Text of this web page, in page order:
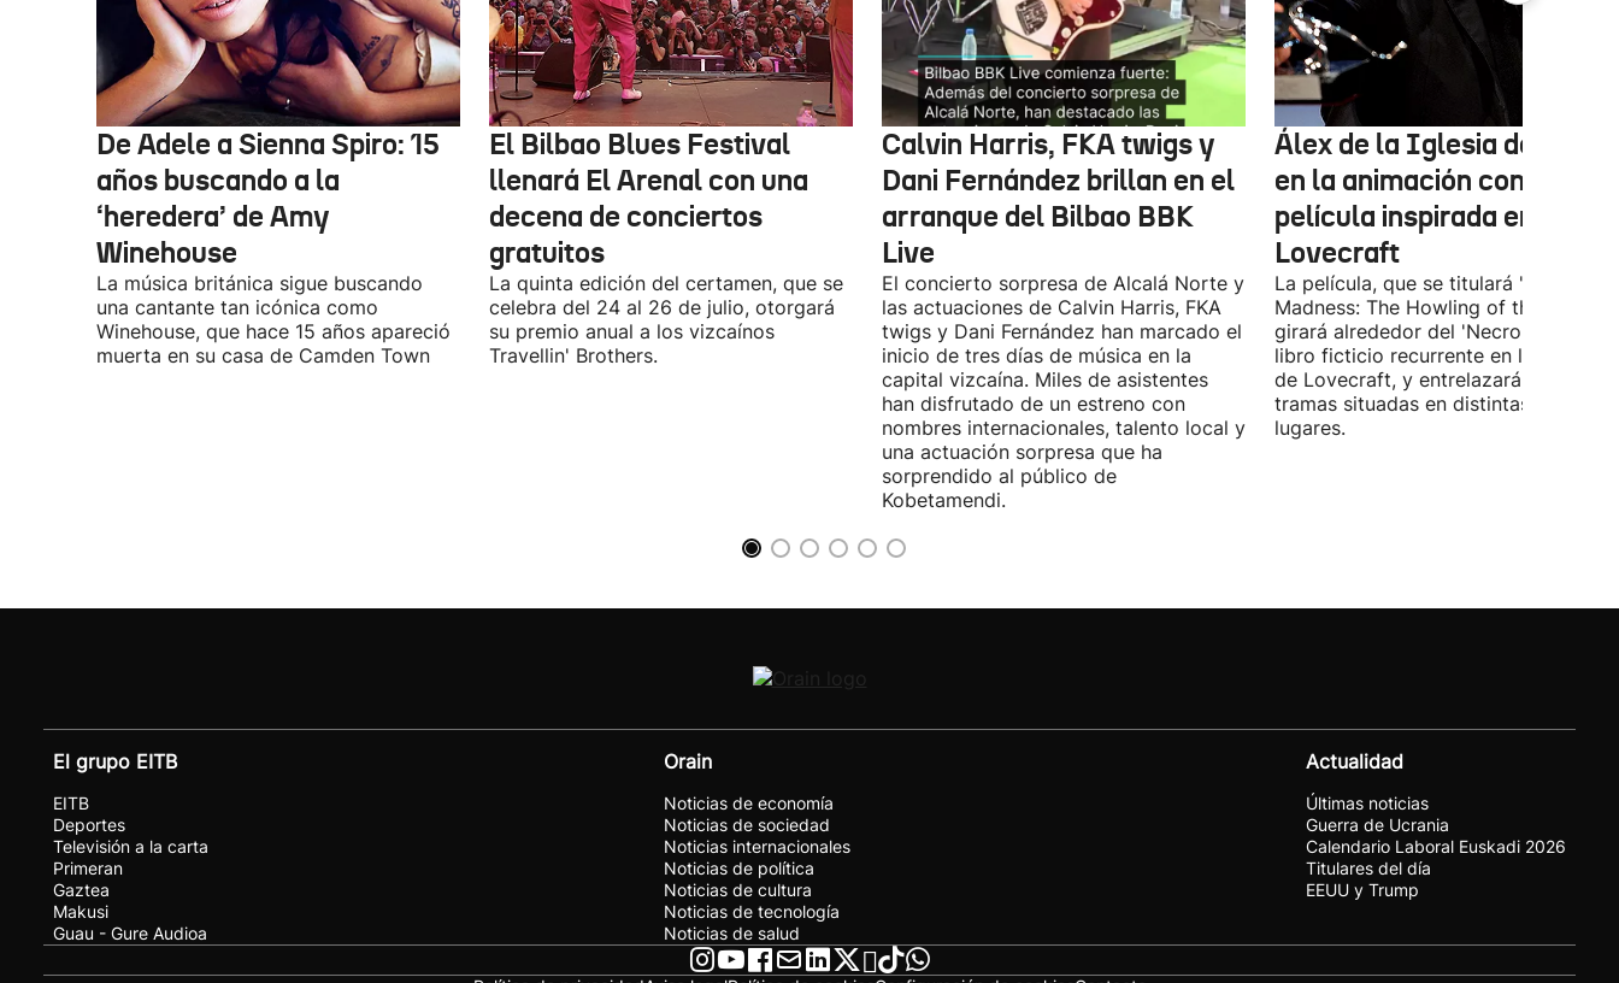
De Adele a Sienna Spiro: 15
años buscando a la
‘heredera’ de Amy
Winehouse
La música británica sigue buscando
una cantante tan icónica como
Winehouse, que hace 15 años apareció
muerta en su casa de Camden Town
El Bilbao Blues Festival
llenará El Arenal con una
decena de conciertos
gratuitos
La quinta edición del certamen, que se
celebra del 24 al 26 de julio, otorgará
su premio anual a los vizcaínos
Travellin' Brothers.
Calvin Harris, FKA twigs y
Dani Fernández brillan en el
arranque del Bilbao BBK
Live
El concierto sorpresa de Alcalá Norte y
las actuaciones de Calvin Harris, FKA
twigs y Dani Fernández han marcado el
inicio de tres días de música en la
capital vizcaína. Miles de asistentes
han disfrutado de un estreno con
nombres internacionales, talento local y
una actuación sorpresa que ha
sorprendido al público de
Kobetamendi.
Álex de la Iglesia debutará
en la animación con una
película inspirada en
Lovecraft
La película, que se titulará 'Ages of
Madness: The Howling of the Jinn',
girará alrededor del 'Necronomicón',
libro ficticio recurrente en los relatos
de Lovecraft, y entrelazará varias
tramas situadas en distintas épocas y
lugares.
El grupo EITB
EITB
Deportes
Televisión a la carta
Primeran
Gaztea
Makusi
Guau - Gure Audioa
Orain
Noticias de economía
Noticias de sociedad
Noticias internacionales
Noticias de política
Noticias de cultura
Noticias de tecnología
Noticias de salud
Actualidad
Últimas noticias
Guerra de Ucrania
Calendario Laboral Euskadi 2026
Titulares del día
EEUU y Trump